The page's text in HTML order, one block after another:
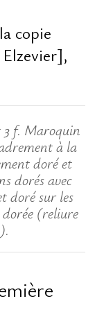
copie
3 f. Maroquin
à la
doré et
dorés avec
doré sur les
(reliure